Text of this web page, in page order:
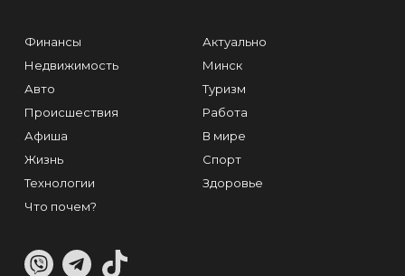
Финансы
Недвижимость
Авто
Происшествия
Афиша
Жизнь
Технологии
Что почем?
Актуально
Минск
Туризм
Работа
В мире
Спорт
Здоровье